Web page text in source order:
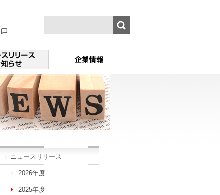
ニュースリリース
2026年度
2025年度